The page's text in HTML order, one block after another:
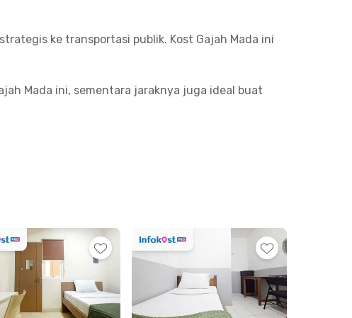
ke transportasi publik. Kost Gajah Mada ini
Mada ini, sementara jaraknya juga ideal buat
kurang dari 15 menit berkendara.